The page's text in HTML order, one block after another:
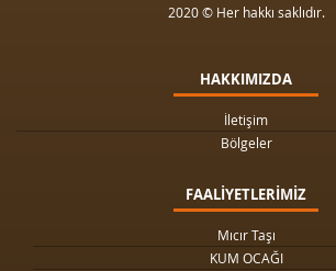
2020 © Her hakkı saklıdır.
HAKKIMIZDA
İletişim
Bölgeler
FAALİYETLERİMİZ
Mıcır Taşı
KUM OCAĞI